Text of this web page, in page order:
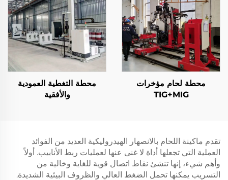
محطة لحام مؤخرات
TIG+MIG
محطة التغطية العمودية
والأفقية
تقدم ماكينة اللحام بالانصهار الهيدروليكية العديد من الفوائد
العملية التي تجعلها أداة لا غنى عنها لعمليات ربط الأنابيب. أولاً
وأهم شيء، إنها تنشئ نقاط اتصال قوية للغاية وخالية من
التسريب يمكنها تحمل الضغط العالي والظروف البيئية الشديدة.